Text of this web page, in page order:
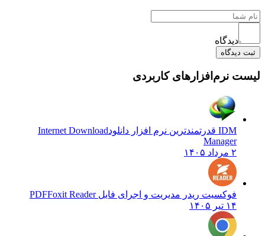
دیدگاه
نرم‌افزارهای کاربردی
Internet Download
Manager
فوکسیت ریدر مدیریت و اجرای فایل PDF Foxit Reader